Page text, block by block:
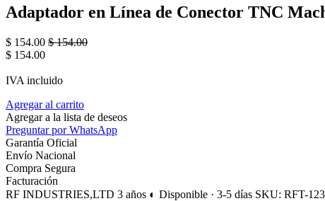
Adaptador en Línea de Conector TNC
$ 154.00 $154.00
$ 154.00
IVA incluido
Agregar al carrito
Agregar a la lista de deseos
Preguntar por WhatsApp
Garantía Oficial
Envío Nacional
Compra Segura
Facturación
RF INDUSTRIES,LTD 3 años ◐ Disponible · 3-5 días SKU: RFT-